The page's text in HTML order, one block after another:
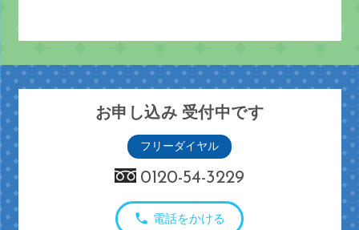
お申し込み 受付中です
フリーダイヤル
0120-54-3229
電話をかける